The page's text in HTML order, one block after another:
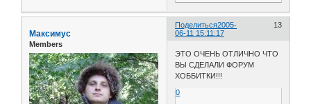
Поделиться 13
2005-
06-11 15:11:17
Максимус
Members
ЭТО ОЧЕНЬ ОТЛИЧНО ЧТО
ВЫ СДЕЛАЛИ ФОРУМ
ХОББИТКИ!!!
0